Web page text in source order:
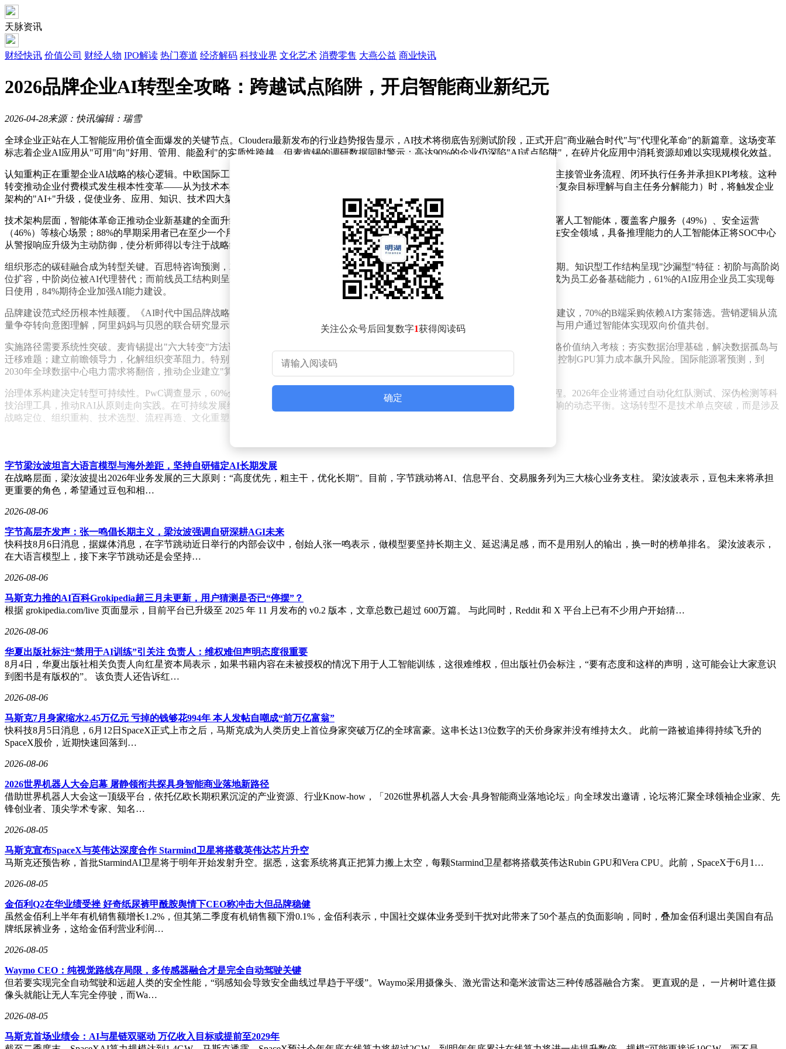
天脉资讯
财经快讯 价值公司 财经人物 IPO解读 热门赛道 经济解码 科技业界 文化艺术 消费零售 大燕公益 商业快讯
2026品牌企业AI转型全攻略：跨越试点陷阱，开启智能商业新纪元
2026-04-28来源：快讯编辑：瑞雪
全球企业正站在人工智能应用价值全面爆发的关键节点。Cloudera最新发布的行业趋势报告显示，AI技术将彻底告别测试阶段，正式开启"商业融合时代"与"代理化革命"的新篇章。这场变革
标志着企业AI应用从"可用"向"好用、管用、能盈利"的实质性跨越，但麦肯锡的调研数据同时警示：高达90%的企业仍深陷"AI试点陷阱"，在碎片化应用中消耗资源却难以实现规模化效益。
认知重构正在重塑企业AI战略的核心逻辑。中欧国际工商学院汪泓院长指出，AI角色已从"副驾驶"升级为"数字员工"，在明确边界内自主接管业务流程、闭环执行任务并承担KPI考核。这种
转变推动企业付费模式发生根本性变革——从为技术本身买单转向为实际业务成果付费。联想智库研究发现，当AI能力达到L3级（具备复杂目标理解与自主任务分解能力）时，将触发企业
架构的"AI+"升级，促使业务、应用、知识、技术四大架构围绕智能体进行系统性重构。
技术架构层面，智能体革命正推动企业新基建的全面升级。谷歌云对全球3466位企业决策者的调研揭示五大变革趋势：52%的高管已部署人工智能体，覆盖客户服务（49%）、安全运营
（46%）等核心场景；88%的早期采用者已在至少一个用例中实现正投资回报；49%的企业通过记忆客户偏好实现真正的个性化服务。在安全领域，具备推理能力的人工智能体正将SOC中心
从警报响应升级为主动防御，使分析师得以专注于战略级威胁研判。
组织形态的碳硅融合成为转型关键。百思特咨询预测，2026年领先企业将设立"数字员工部"，与人力资源部并列管理AI员工的全生命周期。知识型工作结构呈现"沙漏型"特征：初阶与高阶岗
位扩容，中阶岗位被AI代理替代；而前线员工结构则呈现"菱型"特征，需要更多中阶人才协调AI代理。Zoom的调研显示，AI流利度已成为员工必备基础能力，61%的AI应用企业员工实现每
日使用，84%期待企业加强AI能力建设。
品牌建设范式经历根本性颠覆。《AI时代中国品牌战略白皮书》指出，品牌定义权正从人类主导转向AI共生：69%的消费者信任AI消费建议，70%的B端采购依赖AI方案筛选。营销逻辑从流
量争夺转向意图理解，阿里妈妈与贝恩的联合研究显示，42%的用户通过生成式AI进行购物决策。沟通范式则突破单向传播模式，品牌与用户通过智能体实现双向价值共创。
实施路径需要系统性突破。麦肯锡提出"六大转变"方法论，强调从试点思维转向规模化部署。企业需重新定义ROI评估体系，将长期战略价值纳入考核；夯实数据治理基础，解决数据孤岛与
迁移难题；建立前瞻领导力，化解组织变革阻力。特别需要规避三大误区：避免为AI而AI的盲目投入，防止重创新轻合规的安全漏洞，控制GPU算力成本飙升风险。国际能源署预测，到
2030年全球数据中心电力需求将翻倍，推动企业建立"算电协同"的基建思维。
治理体系构建决定转型可持续性。PwC调查显示，60%企业认为负责任AI（RAI）能提升投资回报，但近半数难以将其转化为可操作流程。2026年企业将通过自动化红队测试、深伪检测等科
技治理工具，推动RAI从原则走向实践。在可持续发展维度，企业需通过碳排程优化、运算资源管控等手段，实现AI效能提升与环境影响的动态平衡。这场转型不是技术单点突破，而是涉及
战略定位、组织重构、技术选型、流程再造、文化重塑的系统性工程。
关注公众号后回复数字1获得阅读码
确定
字节梁汝波坦言大语言模型与海外差距，坚持自研锚定AI长期发展
在战略层面，梁汝波提出2026年业务发展的三大原则：“高度优先，粗主干，优化长期”。目前，字节跳动将AI、信息平台、交易服务列为三大核心业务支柱。 梁汝波表示，豆包未来将承担
更重要的角色，希望通过豆包和相…
2026-08-06
字节高层齐发声：张一鸣倡长期主义，梁汝波强调自研深耕AGI未来
快科技8月6日消息，据媒体消息，在字节跳动近日举行的内部会议中，创始人张一鸣表示，做模型要坚持长期主义、延迟满足感，而不是用别人的输出，换一时的榜单排名。 梁汝波表示，
在大语言模型上，接下来字节跳动还是会坚持…
2026-08-06
马斯克力推的AI百科Grokipedia超三月未更新，用户猜测是否已“停摆”？
根据 grokipedia.com/live 页面显示，目前平台已升级至 2025 年 11 月发布的 v0.2 版本，文章总数已超过 600万篇。 与此同时，Reddit 和 X 平台上已有不少用户开始猜…
2026-08-06
华夏出版社标注“禁用于AI训练”引关注 负责人：维权难但声明态度很重要
8月4日，华夏出版社相关负责人向红星资本局表示，如果书籍内容在未被授权的情况下用于人工智能训练，这很难维权，但出版社仍会标注，“要有态度和这样的声明，这可能会让大家意识
到图书是有版权的”。 该负责人还告诉红…
2026-08-06
马斯克7月身家缩水2.45万亿元 亏掉的钱够花994年 本人发帖自嘲成“前万亿富翁”
快科技8月5日消息，6月12日SpaceX正式上市之后，马斯克成为人类历史上首位身家突破万亿的全球富豪。这串长达13位数字的天价身家并没有维持太久。 此前一路被追捧得持续飞升的
SpaceX股价，近期快速回落到…
2026-08-06
2026世界机器人大会启幕 屠静领衔共探具身智能商业落地新路径
借助世界机器人大会这一顶级平台，依托亿欧长期积累沉淀的产业资源、行业Know-how，「2026世界机器人大会·具身智能商业落地论坛」向全球发出邀请，论坛将汇聚全球领袖企业家、先
锋创业者、顶尖学术专家、知名…
2026-08-05
马斯克宣布SpaceX与英伟达深度合作 Starmind卫星将搭载英伟达芯片升空
马斯克还预告称，首批StarmindAI卫星将于明年开始发射升空。据悉，这套系统将真正把算力搬上太空，每颗Starmind卫星都将搭载英伟达Rubin GPU和Vera CPU。此前，SpaceX于6月1…
2026-08-05
金佰利Q2在华业绩受挫 好奇纸尿裤甲酰胺舆情下CEO称冲击大但品牌稳健
虽然金佰利上半年有机销售额增长1.2%，但其第二季度有机销售额下滑0.1%，金佰利表示，中国社交媒体业务受到干扰对此带来了50个基点的负面影响，同时，叠加金佰利退出美国自有品
牌纸尿裤业务，这给金佰利营业利润…
2026-08-05
Waymo CEO：纯视觉路线存局限，多传感器融合才是完全自动驾驶关键
但若要实现完全自动驾驶和远超人类的安全性能，“弱感知会导致安全曲线过早趋于平缓”。Waymo采用摄像头、激光雷达和毫米波雷达三种传感器融合方案。 更直观的是， 一片树叶遮住摄
像头就能让无人车完全停驶，而Wa…
2026-08-05
马斯克首场业绩会：AI与星链双驱动 万亿收入目标或提前至2029年